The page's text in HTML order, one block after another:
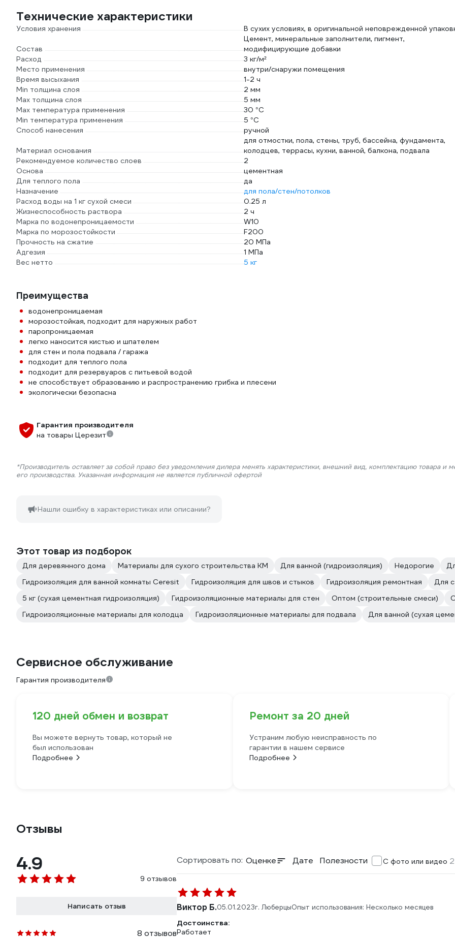
Технические характеристики
Условия хранения В сухих условиях, в оригинальной неповрежденной
Состав
Цемент, минеральные заполнители, пигмент,
модифицирующие добавки
Расход
3 кг/м²
Место применения
внутри/снаружи помещения
Время высыхания
1-2 ч
Min толщина слоя
2 мм
Max толщина слоя
5 мм
Max температура применения
30 °С
Min температура применения
5 °С
Способ нанесения
ручной
Материал основания
для отмостки, пола, стены, труб, бассейна, фундамента,
колодцев, террасы, кухни, ванной, балкона, подвала
Рекомендуемое количество слоев
2
Основа
цементная
Для теплого пола
да
Назначение
для пола/стен/потолков
Расход воды на 1 кг сухой смеси
0.25 л
Жизнеспособность раствора
2 ч
Марка по водонепроницаемости
W10
Марка по морозостойкости
F200
Прочность на сжатие
20 МПа
Адгезия
1 МПа
Вес нетто
5 кг
Преимущества
водонепроницаемая
морозостойкая, подходит для наружных работ
паропроницаемая
легко наносится кистью и шпателем
для стен и пола подвала / гаража
подходит для теплого пола
подходит для резервуаров с питьевой водой
не способствует образованию и распространению грибка и плесени
экологически безопасна
Гарантия производителя
на товары Церезит
*Производитель оставляет за собой право без уведомления дилера менять характеристики, внешний вид, комплектацию товара и
его производства. Указанная информация не является публичной офертой
Нашли ошибку в характеристиках или описании?
Этот товар из подборок
Для деревянного дома Материалы для сухого строительства КМ Для ванной (гидроизоляция) Недорогие
Гидроизоляция для ванной комнаты Ceresit
Гидроизоляция для швов и стыков Гидроизоляция ремонтная
Для
5 кг (сухая цементная гидроизоляция)
Гидроизоляционные материалы для стен Оптом (строительные смеси)
Гидроизоляционные материалы для колодца
Гидроизоляционные материалы для подвала Для ванной (сухая
Сервисное обслуживание
Гарантия производителя
120 дней обмен и возврат
Вы можете вернуть товар, который не
был использован
Подробнее
Ремонт за 20 дней
Устраним любую неисправность по
гарантии в нашем сервисе
Подробнее
Отзывы
4.9
9 отзывов
Написать отзыв
8 отзывов
Сортировать по: Оценке Дате Полезности С фото или видео 2
Виктор Б.05.01.2023г. ЛюберцыОпыт использования: Несколько месяцев
Достоинства:
Работает